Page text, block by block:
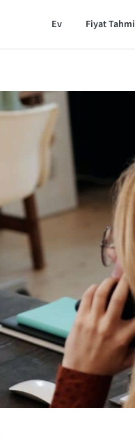
Ev Fiyat